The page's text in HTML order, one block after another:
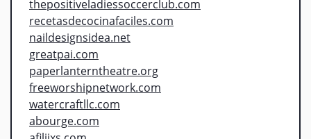
thepositiveladiessoccerclub.com
recetasdecocinafaciles.com
naildesignsidea.net
greatpai.com
paperlanterntheatre.org
freeworshipnetwork.com
watercraftllc.com
abourge.com